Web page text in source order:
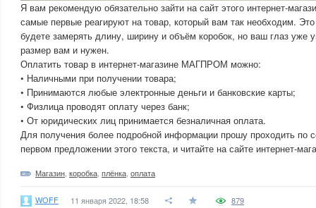
Я вам рекомендую обязательно зайти на сайт этого интернет-
самые первые реагируют на товар, который вам так необходим.
будете замерять длину, ширину и объём коробок, но ваш глаз уже
размер вам и нужен.
Оплатить товар в интернет-магазине МАГПРОМ можно:
• Наличными при получении товара;
• Принимаются любые электронные деньги и банковские карты;
• Физлица проводят оплату через банк;
• От юридических лиц принимается безналичная оплата.
Для получения более подробной информации прошу проходить по
первом предложении этого текста, и читайте на сайте интернет-
Магазин коробка плёнка оплата
WOFF 11 января 2022, 18:58 879